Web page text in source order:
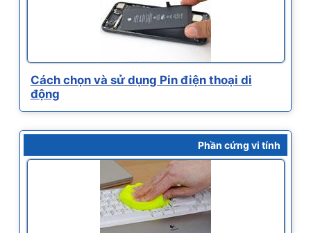
Cách chọn và sử dụng Pin điện thoại di
động
Phần cứng vi tính